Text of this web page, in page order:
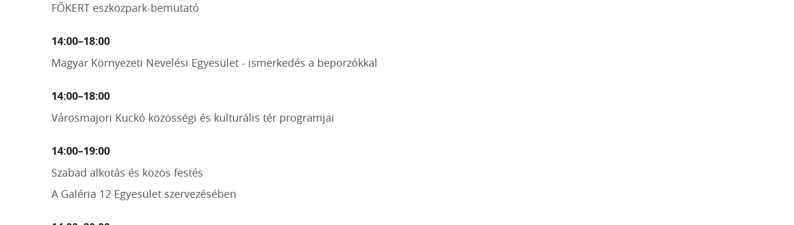
FŐKERT eszközpark-bemutató
14:00–18:00
Magyar Környezeti Nevelési Egyesület - ismerkedés a beporzókkal
14:00–18:00
Városmajori Kuckó közösségi és kulturális tér programjai
14:00–19:00
Szabad alkotás és közös festés
A Galéria 12 Egyesület szervezésében